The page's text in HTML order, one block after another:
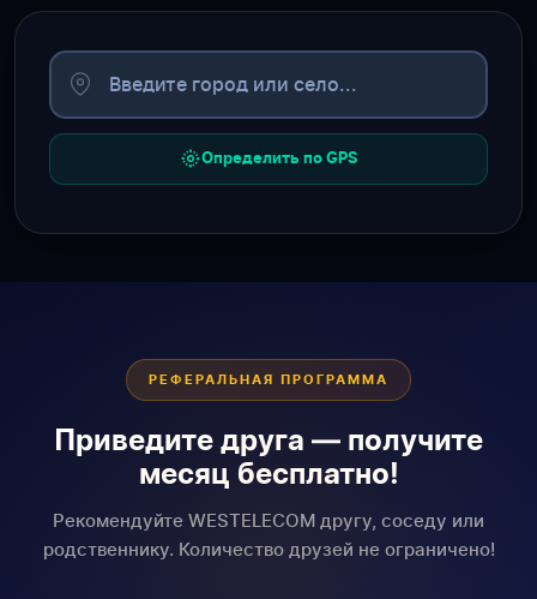
Определить по GPS
РЕФЕРАЛЬНАЯ ПРОГРАММА
Приведите друга — получите
месяц бесплатно!
Рекомендуйте WESTELECOM другу, соседу или
родственнику. Количество друзей не ограничено!